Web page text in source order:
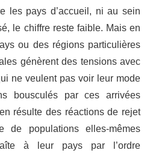
les pays d’accueil, ni au sein
le chiffre reste faible. Mais en
ou des régions particulières
génèrent des tensions avec
ne veulent pas voir leur mode
bousculés par ces arrivées
résulte des réactions de rejet
de populations elles-mêmes
à leur pays par l’ordre